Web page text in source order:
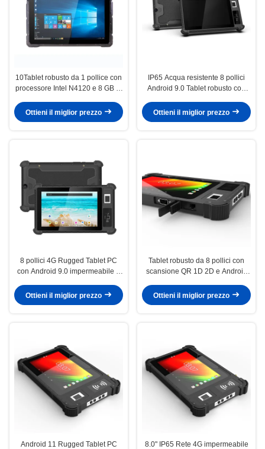
10Tablet robusto da 1 pollice con
processore Intel N4120 e 8 GB di
Ottieni il miglior prezzo
IP65 Acqua resistente 8 pollici
Android 9.0 Tablet robusto con
digitali per uso industriale
Ottieni il miglior prezzo
8 pollici 4G Rugged Tablet PC
con Android 9.0 impermeabile a
Ottieni il miglior prezzo
Tablet robusto da 8 pollici con
scansione QR 1D 2D e Android
industriali
Ottieni il miglior prezzo
Android 11 Rugged Tablet PC
8.0" IP65 Rete 4G impermeabile